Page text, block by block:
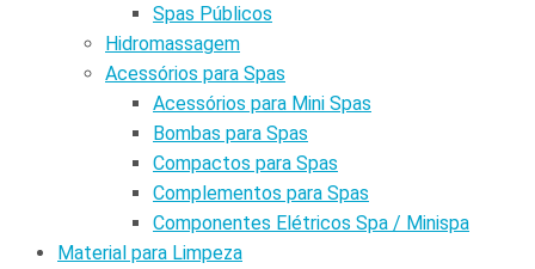
Spas Públicos
Hidromassagem
Acessórios para Spas
Acessórios para Mini Spas
Bombas para Spas
Compactos para Spas
Complementos para Spas
Componentes Elétricos Spa / Minispa
Material para Limpeza